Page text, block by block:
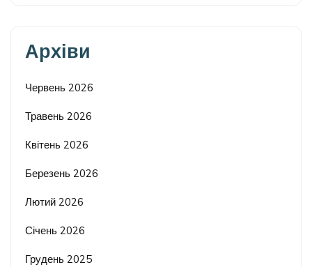
Архіви
Червень 2026
Травень 2026
Квітень 2026
Березень 2026
Лютий 2026
Січень 2026
Грудень 2025